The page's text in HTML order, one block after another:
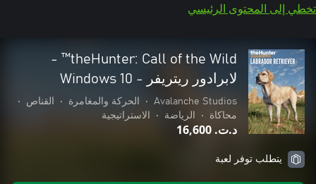
تخطي إلى المحتوى الرئيسي
theHunter: Call of the Wild™ -
لابرادور ريتريفر - Windows 10
Avalanche Studios
• الحركة والمغامرة • القناص
•
محاكاة
• الرياضة • الاستراتيجية
د.ت.‏ 16,600
يتطلب توفر لعبة